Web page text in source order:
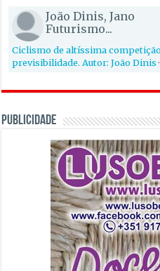
João Dinis, Jano
Futurismo...
Ciclismo de altíssima
previsibilidade. Autor: João Dinis
PUBLICIDADE